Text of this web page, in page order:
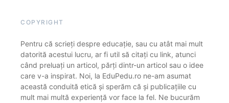
COPYRIGHT
Pentru că scrieți despre educație, sau cu atât mai mult
datorită acestui lucru, ar fi util să citați cu link, atunci
când preluați un articol, părți dintr-un articol sau o idee
care v-a inspirat. Noi, la EduPedu.ro ne-am asumat
această conduită etică și sperăm că și publicațiile cu
mult mai multă experiență vor face la fel. Ne bucurăm